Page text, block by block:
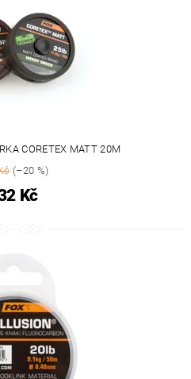
CORETEX MATT 20M
(–20 %)
Kč